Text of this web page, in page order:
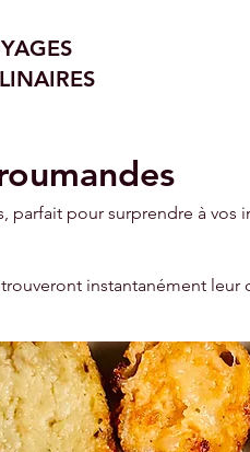
parfait pour surprendre à vos